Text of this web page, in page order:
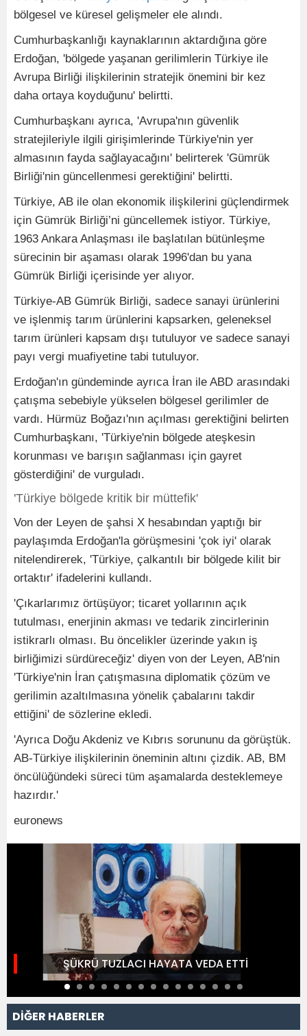
bölgesel ve küresel gelişmeler ele alındı.
Cumhurbaşkanlığı kaynaklarının aktardığına göre
Erdoğan, 'bölgede yaşanan gerilimlerin Türkiye ile
Avrupa Birliği ilişkilerinin stratejik önemini bir kez
daha ortaya koyduğunu' belirtti.
Cumhurbaşkanı ayrıca, 'Avrupa'nın güvenlik
stratejileriyle ilgili girişimlerinde Türkiye'nin yer
almasının fayda sağlayacağını' belirterek 'Gümrük
Birliği'nin güncellenmesi gerektiğini' belirtti.
Türkiye, AB ile olan ekonomik ilişkilerini güçlendirmek
için Gümrük Birliği’ni güncellemek istiyor. Türkiye,
1963 Ankara Anlaşması ile başlatılan bütünleşme
sürecinin bir aşaması olarak 1996'dan bu yana
Gümrük Birliği içerisinde yer alıyor.
Türkiye-AB Gümrük Birliği, sadece sanayi ürünlerini
ve işlenmiş tarım ürünlerini kapsarken, geleneksel
tarım ürünleri kapsam dışı tutuluyor ve sadece sanayi
payı vergi muafiyetine tabi tutuluyor.
Erdoğan'ın gündeminde ayrıca İran ile ABD arasındaki
çatışma sebebiyle yükselen bölgesel gerilimler de
vardı. Hürmüz Boğazı'nın açılması gerektiğini belirten
Cumhurbaşkanı, 'Türkiye'nin bölgede ateşkesin
korunması ve barışın sağlanması için gayret
gösterdiğini' de vurguladı.
'Türkiye bölgede kritik bir müttefik'
Von der Leyen de şahsi X hesabından yaptığı bir
paylaşımda Erdoğan'la görüşmesini 'çok iyi' olarak
nitelendirerek, 'Türkiye, çalkantılı bir bölgede kilit bir
ortaktır' ifadelerini kullandı.
'Çıkarlarımız örtüşüyor; ticaret yollarının açık
tutulması, enerjinin akması ve tedarik zincirlerinin
istikrarlı olması. Bu öncelikler üzerinde yakın iş
birliğimizi sürdüreceğiz' diyen von der Leyen, AB'nin
'Türkiye'nin İran çatışmasına diplomatik çözüm ve
gerilimin azaltılmasına yönelik çabalarını takdir
ettiğini' de sözlerine ekledi.
'Ayrıca Doğu Akdeniz ve Kıbrıs sorununu da görüştük.
AB-Türkiye ilişkilerinin öneminin altını çizdik. AB, BM
öncülüğündeki süreci tüm aşamalarda desteklemeye
hazırdır.'
euronews
ŞÜKRÜ TUZLACI HAYATA VEDA ETTİ
DİĞER HABERLER